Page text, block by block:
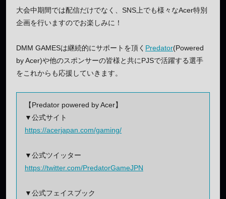
大会中期間では配信だけでなく、SNS上でも様々なAcer特別
企画を行いますのでお楽しみに！
DMM GAMESは継続的にサポートを頂く Predator(Powered
by Acer)や他のスポンサーの皆様と共にPJSで活躍する選手
をこれからも応援していきます。
【Predator powered by Acer】
▼公式サイト
https://acerjapan.com/gaming/
▼公式ツイッター
https://twitter.com/PredatorGameJPN
▼公式フェイスブック